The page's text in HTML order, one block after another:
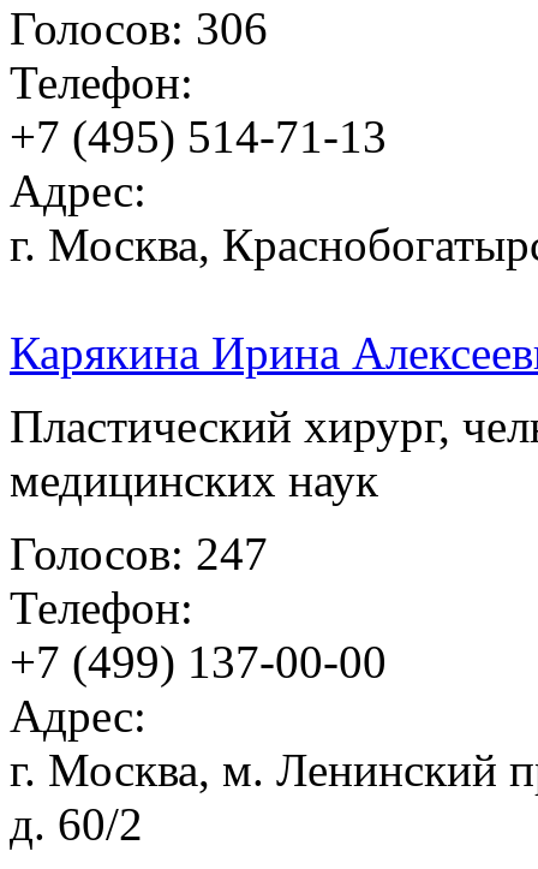
Голосов: 306
Телефон:
+7 (495) 514-71-13
Адрес:
г. Москва,
Карякина Ирина
Пластический хирург,
медицинских наук
Голосов: 247
Телефон:
+7 (499) 137-00-00
Адрес:
г. Москва, м. Ленинский
д. 60/2